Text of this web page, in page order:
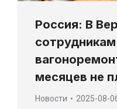
Россия: В
сотрудникам
месяцев не
Новости 2025-08-